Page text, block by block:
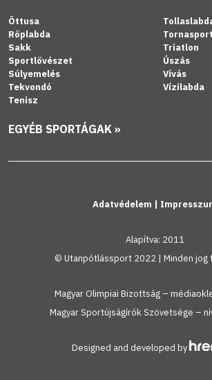
Öttusa
Röplabda
Sakk
Sportlövészet
Súlyemelés
Tekvondó
Tenisz
Triatlon
Úszás
Vívás
Vízilabda
EGYÉB SPORTÁGAK »
Adatvédelem |
Alapítva: 2011
© Utanpótlássport 2022 | Minden jog
Magyar Olimpiai Bizottság –
Magyar Sportújságírók Szövetsége –
Designed and developed by